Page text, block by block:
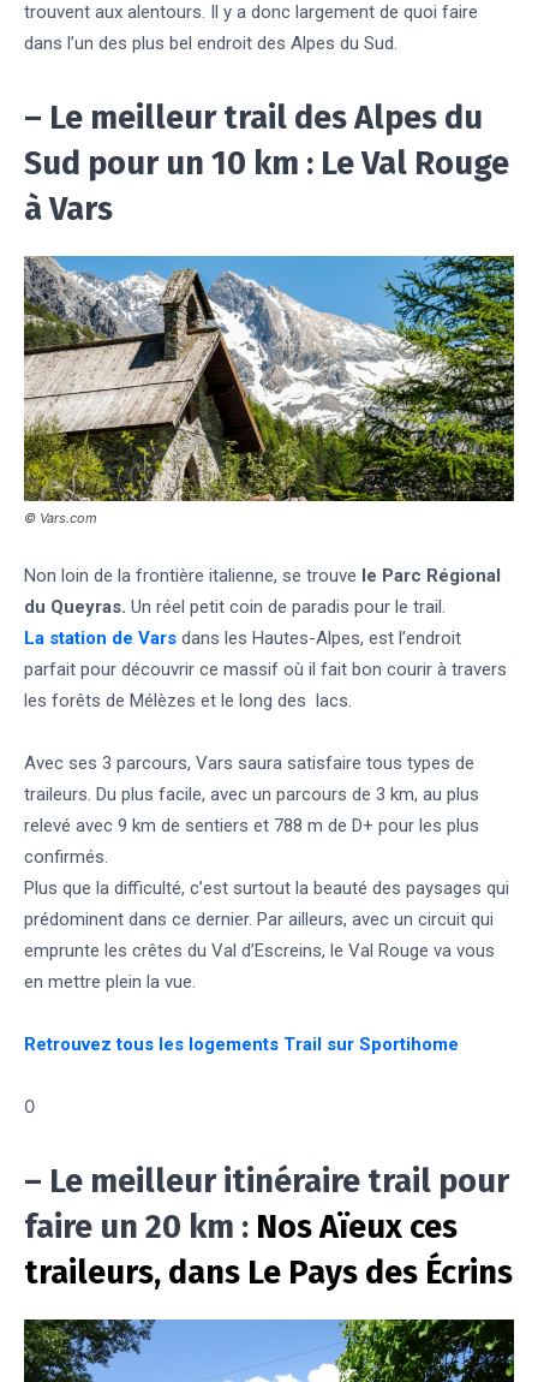
trouvent aux alentours. Il y a donc largement de quoi faire
dans l’un des plus bel endroit des Alpes du Sud.
– Le meilleur trail des Alpes du
Sud pour un 10 km : Le Val Rouge
à Vars
© Vars.com
Non loin de la frontière italienne, se trouve le Parc Régional
du Queyras. Un réel petit coin de paradis pour le trail.
La station de Vars dans les Hautes-Alpes, est l’endroit
parfait pour découvrir ce massif où il fait bon courir à travers
les forêts de Mélèzes et le long des lacs.
Avec ses 3 parcours, Vars saura satisfaire tous types de
traileurs. Du plus facile, avec un parcours de 3 km, au plus
relevé avec 9 km de sentiers et 788 m de D+ pour les plus
confirmés.
Plus que la difficulté, c’est surtout la beauté des paysages qui
prédominent dans ce dernier. Par ailleurs, avec un circuit qui
emprunte les crêtes du Val d’Escreins, le Val Rouge va vous
en mettre plein la vue.
Retrouvez tous les logements Trail sur Sportihome
0
– Le meilleur itinéraire trail pour
faire un 20 km : Nos Aïeux ces
traileurs, dans Le Pays des Écrins